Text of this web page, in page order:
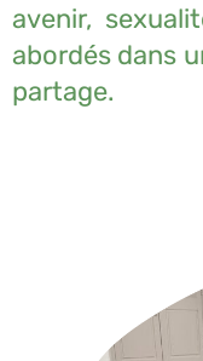
avenir,
abordés dans
partage.